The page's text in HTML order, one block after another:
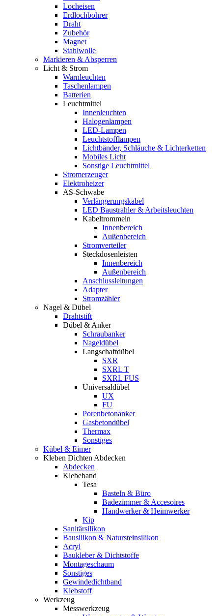
Locheisen
Erdlochbohrer
Draht
Zubehör
Magnet
Stahlwolle
Markieren & Absperren
Licht & Strom
Warnleuchten
Taschenlampen
Batterien
Leuchtmittel
Innenleuchten
Halogenlampen
LED-Lampen
Leuchtstofflampen
Lichtbänder, Schläuche & Lichterketten
Mobiles Licht
Sonstige Leuchtmittel
Stromerzeuger
Elektroheizer
AS-Schwabe
Verlängerungskabel
LED Baustrahler & Arbeitsleuchten
Kabeltrommeln
Innenbereich
Außenbereich
Stromverteiler
Steckdosenleisten
Innenbereich
Außenbereich
Anschlussleitungen
Adapter
Stromzähler
Nagel & Dübel
Drahtstift
Dübel & Anker
Schraubanker
Nageldübel
Langschaftdübel
SXR
SXRL T
SXRL FUS
Universaldübel
UX
FU
Porenbetonanker
Gasbetondübel
Thermax
Sonstiges
Kübel & Eimer
Kleben Dichten Abdecken
Abdecken
Klebeband
Tesa
Basteln & Büro
Badezimmer & Accesoires
Handwerker & Heimwerker
Kip
Sanitärsilikon
Bausilikon & Natursteinsilikon
Acryl
Baukleber & Dichtstoffe
Montageschaum
Sonstiges
Gewindedichtband
Klebstoff
Werkzeug
Messwerkzeug